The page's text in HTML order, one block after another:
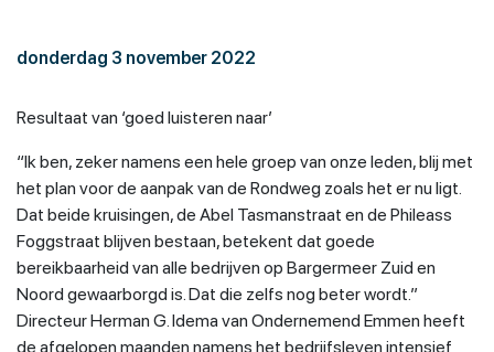
donderdag 3 november 2022
Resultaat van ‘goed luisteren naar’
“Ik ben, zeker namens een hele groep van onze leden, blij met
het plan voor de aanpak van de Rondweg zoals het er nu ligt.
Dat beide kruisingen, de Abel Tasmanstraat en de Phileass
Foggstraat blijven bestaan, betekent dat goede
bereikbaarheid van alle bedrijven op Bargermeer Zuid en
Noord gewaarborgd is. Dat die zelfs nog beter wordt.”
Directeur Herman G. Idema van Ondernemend Emmen heeft
de afgelopen maanden namens het bedrijfsleven intensief